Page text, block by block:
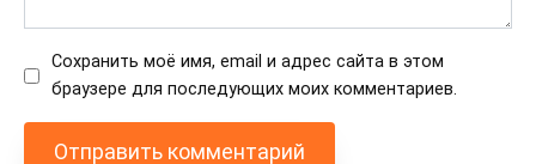
Сохранить моё имя, email и адрес сайта в этом
браузере для последующих моих комментариев.